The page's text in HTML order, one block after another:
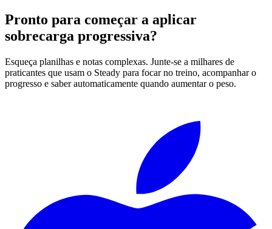
Pronto para começar a aplicar
sobrecarga progressiva?
Esqueça planilhas e notas complexas. Junte-se a milhares de
praticantes que usam o Steady para focar no treino, acompanhar o
progresso e saber automaticamente quando aumentar o peso.